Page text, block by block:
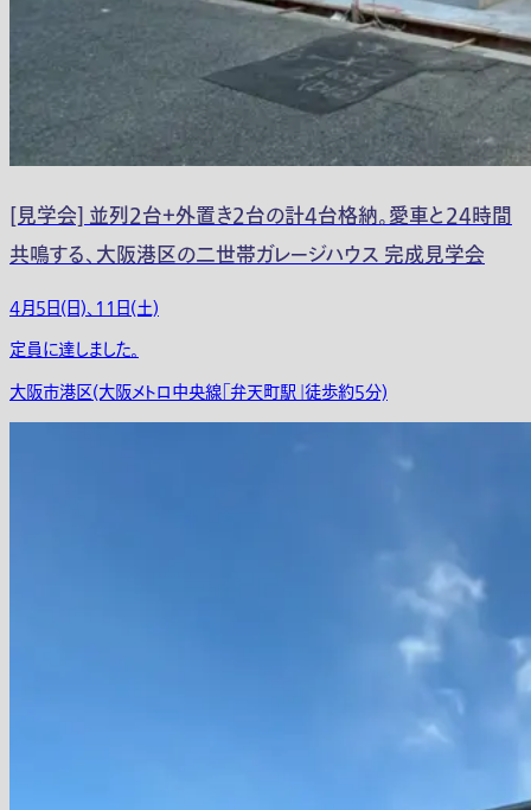
[見学会] 並列2台＋外置き2台の計4台格納。愛車と24時間
共鳴する、大阪港区の二世帯ガレージハウス 完成見学会
4月5日(日)、11日(土)
定員に達しました。
大阪市港区(大阪メトロ中央線「弁天町駅」徒歩約5分)